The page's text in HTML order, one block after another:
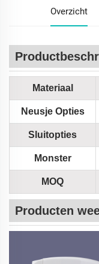
Overzicht
Materiaal
Neusje Opties
Sluitopties
Monster
MOQ
Producten